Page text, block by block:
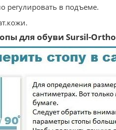
регулировать в подъеме.
для обуви Sursil-Ortho